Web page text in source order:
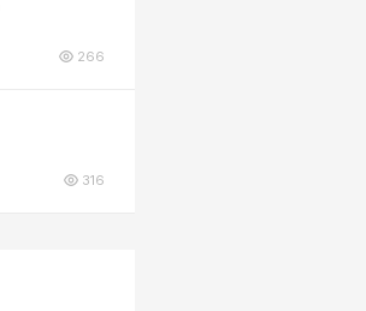
266
316